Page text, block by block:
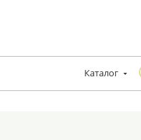
Каталог